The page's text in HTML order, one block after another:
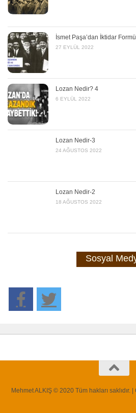
İsmet Paşa’dan İktidar
27 EYLÜL 2022
Lozan Nedir? 4
6 EYLÜL 2022
Lozan Nedir-3
24 AĞUSTOS 2022
Lozan Nedir-2
18 AĞUSTOS 2022
Sosyal
Mehmet ALKIŞ © 2020 Tüm hakları saklıdır.